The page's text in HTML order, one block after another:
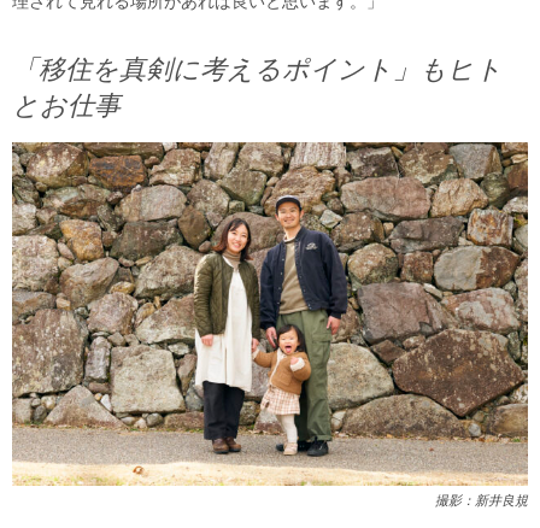
「移住を真剣に考えるポイント」もヒト
とお仕事
撮影：新井良規